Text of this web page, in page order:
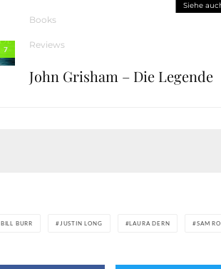
Siehe
7
Books
Reviews
John Grisham – Die Legende
BILL BURR JUSTIN LONG LAURA DERN SAM